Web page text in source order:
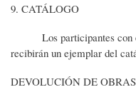
9. CATÁLOGO
Los participantes con
recibirán un ejemplar del
DEVOLUCIÓN DE